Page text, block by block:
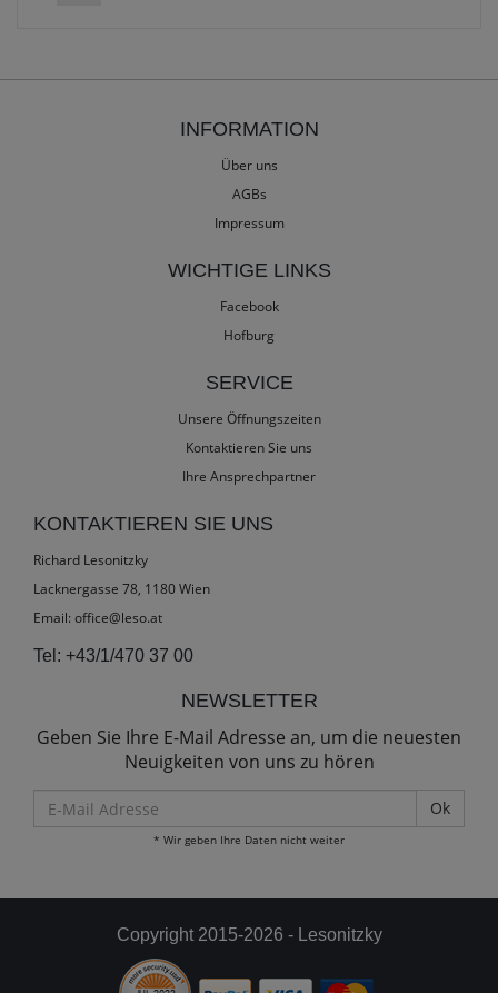
INFORMATION
Über uns
AGBs
Impressum
WICHTIGE LINKS
Facebook
Hofburg
SERVICE
Unsere Öffnungszeiten
Kontaktieren Sie uns
Ihre Ansprechpartner
KONTAKTIEREN SIE UNS
Richard Lesonitzky
Lacknergasse 78, 1180 Wien
Email: office@leso.at
Tel: +43/1/470 37 00
NEWSLETTER
Geben Sie Ihre E-Mail Adresse an, um die neuesten
Neuigkeiten von uns zu hören
Mail
Adresse
* Wir geben Ihre Daten nicht weiter
Copyright 2015-2026 - Lesonitzky